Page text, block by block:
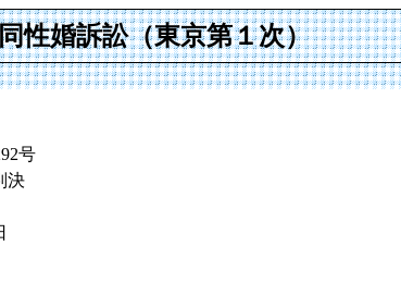
性婚訴訟（東京第１次）
号
決